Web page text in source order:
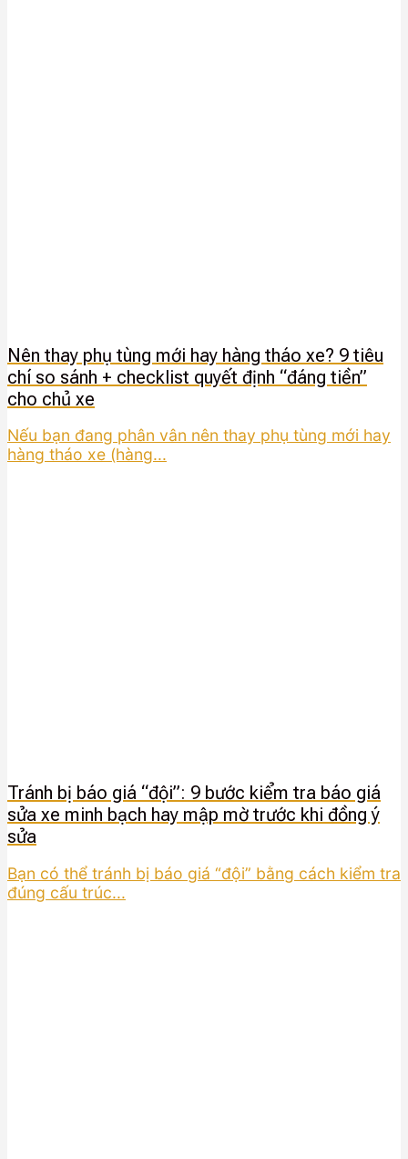
Nên thay phụ tùng mới hay hàng tháo xe? 9 tiêu
chí so sánh + checklist quyết định “đáng tiền”
cho chủ xe
Nếu bạn đang phân vân nên thay phụ tùng mới hay
hàng tháo xe (hàng...
Tránh bị báo giá “đội”: 9 bước kiểm tra báo giá
sửa xe minh bạch hay mập mờ trước khi đồng ý
sửa
Bạn có thể tránh bị báo giá “đội” bằng cách kiểm tra
đúng cấu trúc...